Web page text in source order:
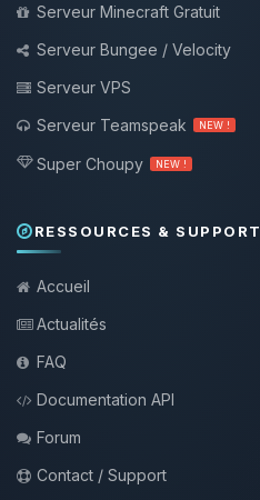
Serveur Minecraft Gratuit
Serveur Bungee / Velocity
Serveur VPS
Serveur Teamspeak
NEW !
Super Choupy NEW !
RESSOURCES & SUPPORT
Accueil
Actualités
FAQ
Documentation API
Forum
Contact / Support